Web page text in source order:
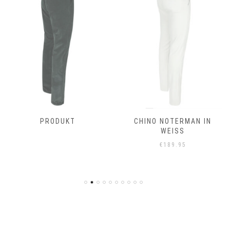
PRODUKT
CHINO NOTERMAN IN
WEISS
€ 189.95